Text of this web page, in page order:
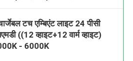
टच एम्बिएंट लाइट 24 पीसी
((12 व्हाइट+12 वार्म व्हाइट)
- 6000K